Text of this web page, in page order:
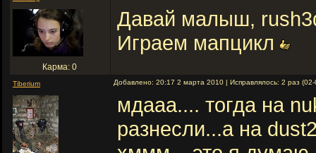
Карма: 0
Давай малыш,
Играем мапцикл
Tiberium Добавлено: 20:17 2 марта 2010 | Исправлялось: 2 раз
мдааа.... тогда на
разнесли...а на